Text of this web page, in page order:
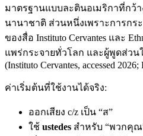
มาตรฐานแบบละตินอเมริกาที่กว้
นานาชาติ ส่วนหนึ่งเพราะการกร
ของสื่อ Instituto Cervantes และ
แพร่กระจายทั่วโลก และผู้พูดส่ว
(Instituto Cervantes, accessed
ค่าเริ่มต้นที่ใช้งานได้จริง:
ออกเสียง c/z เป็น “ส”
ใช้ ustedes สำหรับ “พวกคุณ